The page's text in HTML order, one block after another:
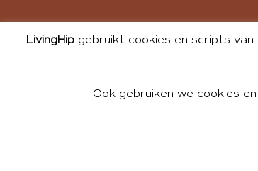
© 2026 ALL
LivingHip gebruikt cookies en scripts
Ook gebruiken we cookies